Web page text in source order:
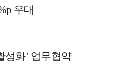
우대
성화’ 업무협약